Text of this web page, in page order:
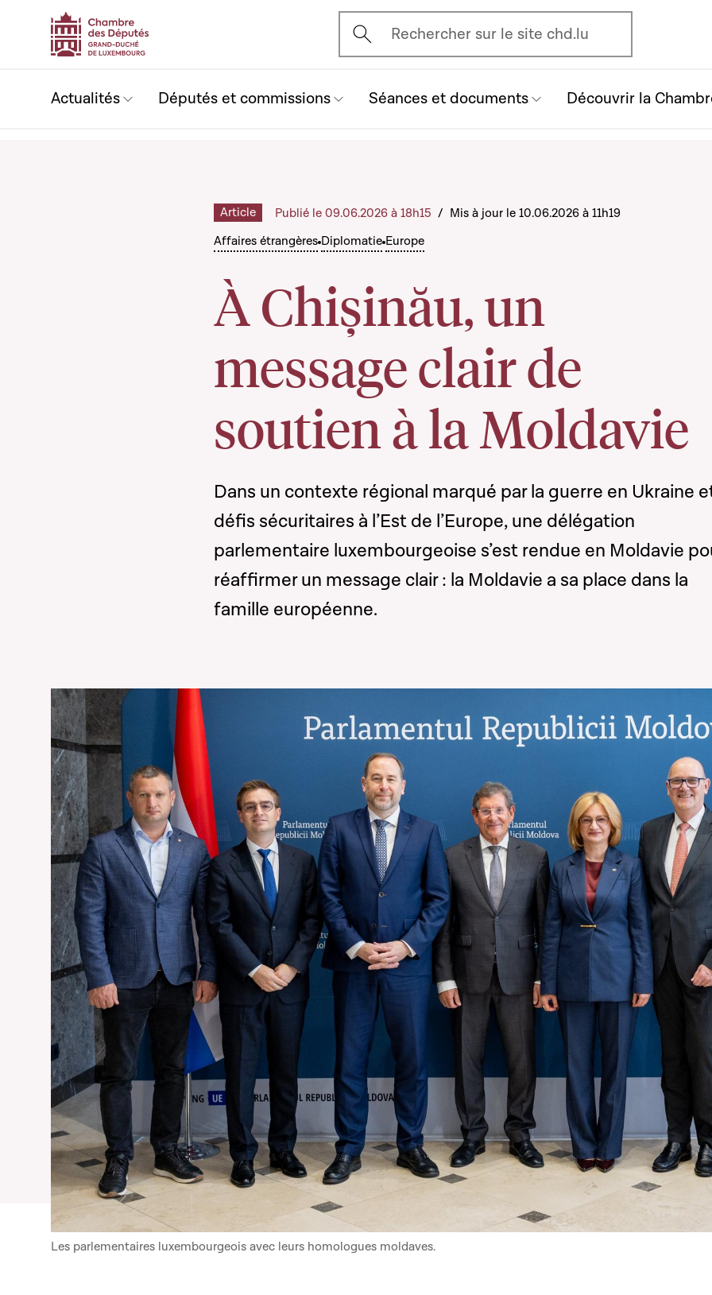
Ouvrir l'écran de recherche
Rechercher sur le site chd.lu
Actualités Députés et commissions Séances et documents Découvrir la
Affaires étrangères Diplomatie Europe
À Chișinău, un
message clair de
soutien à la Moldavie
Article Publié le 09.06.2026 à 18h15 / Mis à jour le 10.06.2026 à 11h19
Dans un contexte régional marqué par la guerre en Ukraine
défis sécuritaires à l’Est de l’Europe, une délégation
parlementaire luxembourgeoise s’est rendue en Moldavie
réaffirmer un message clair : la Moldavie a sa place dans la
famille européenne.
Les parlementaires luxembourgeois avec leurs homologues moldaves.